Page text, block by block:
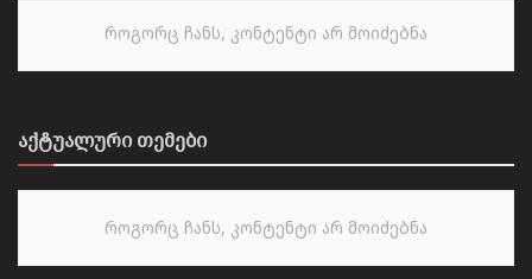
როგორც ჩანს, კონტენტი არ მოიძებნა
აქტუალური თემები
როგორც ჩანს, კონტენტი არ მოიძებნა